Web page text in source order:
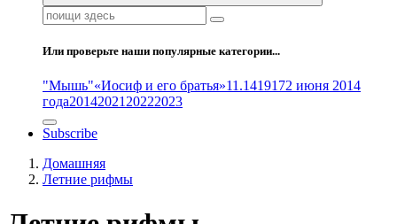
Поиск:
Или проверьте наши популярные категории...
"Мышь"«Иосиф и его братья»11.1419172 июня 2014
года2014202120222023
Subscribe
Домашняя
Летние рифмы